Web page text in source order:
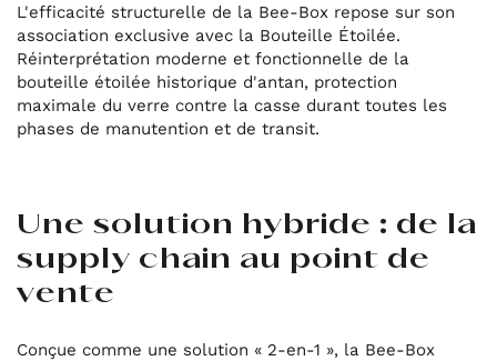
L'efficacité structurelle de la Bee-Box repose sur son
association exclusive avec la Bouteille Étoilée.
Réinterprétation moderne et fonctionnelle de la
bouteille étoilée historique d'antan, protection
maximale du verre contre la casse durant toutes les
phases de manutention et de transit.
Une solution hybride : de la
supply chain au point de
vente
Conçue comme une solution « 2-en-1 », la Bee-Box